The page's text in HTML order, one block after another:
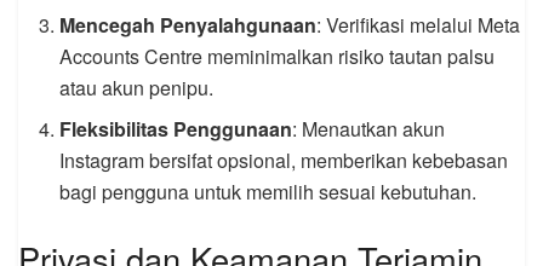
Mencegah Penyalahgunaan: Verifikasi melalui Meta
Accounts Centre meminimalkan risiko tautan palsu
atau akun penipu.
Fleksibilitas Penggunaan: Menautkan akun
Instagram bersifat opsional, memberikan kebebasan
bagi pengguna untuk memilih sesuai kebutuhan.